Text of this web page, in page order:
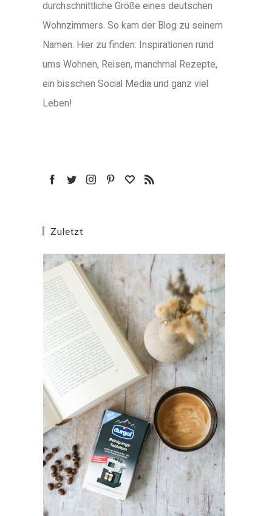
durchschnittliche Größe eines deutschen
Wohnzimmers. So kam der Blog zu seinem
Namen. Hier zu finden: Inspirationen rund
ums Wohnen, Reisen, manchmal Rezepte,
ein bisschen Social Media und ganz viel
Leben!
Zuletzt